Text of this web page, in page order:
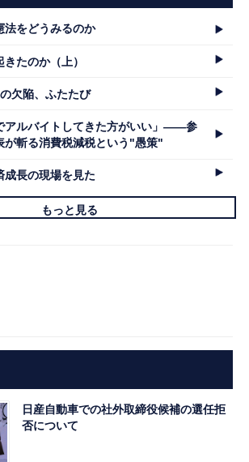
法をどうみるのか
たのか（上）
欠陥、ふたたび
アルバイトしてきた方がいい」――参
が斬る消費税減税という"愚策"
成長の現場を見た
もっと見る
日産自動車での社外取締役候補の選任拒
否について